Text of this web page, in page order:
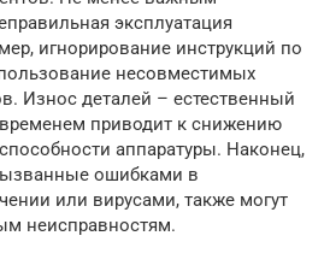
эксплуатация
игнорирование инструкций по
несовместимых
Износ деталей – естественный
приводит к снижению
аппаратуры. Наконец,
ошибками в
или вирусами, также могут
неисправностям.